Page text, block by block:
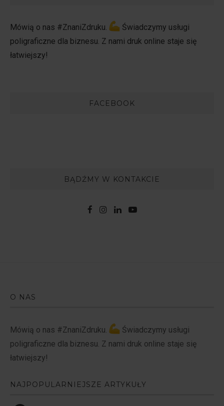
Mówią o nas #ZnaniZdruku.
Świadczymy usługi
poligraficzne dla biznesu. Z nami druk online staje się
łatwiejszy!
FACEBOOK
BĄDŹMY W KONTAKCIE
O NAS
Mówią o nas #ZnaniZdruku.
Świadczymy usługi
poligraficzne dla biznesu. Z nami druk online staje się
łatwiejszy!
NAJPOPULARNIEJSZE ARTYKUŁY